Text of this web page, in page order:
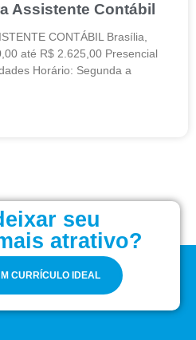
Assistente Contábil
CONTÁBIL Brasília,
até R$ 2.625,00 Presencial
Horário: Segunda a
seu
atrativo?
CURRÍCULO IDEAL